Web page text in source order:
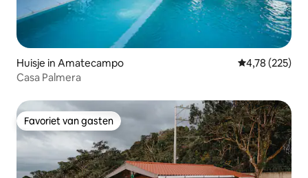
Huisje in Amatecampo Gemiddelde
4,78 (225)
Casa Palmera
Favoriet van gasten
Favoriet van gasten